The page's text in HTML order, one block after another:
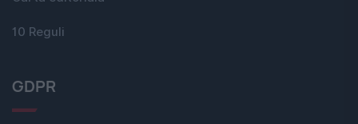
10 Reguli
GDPR